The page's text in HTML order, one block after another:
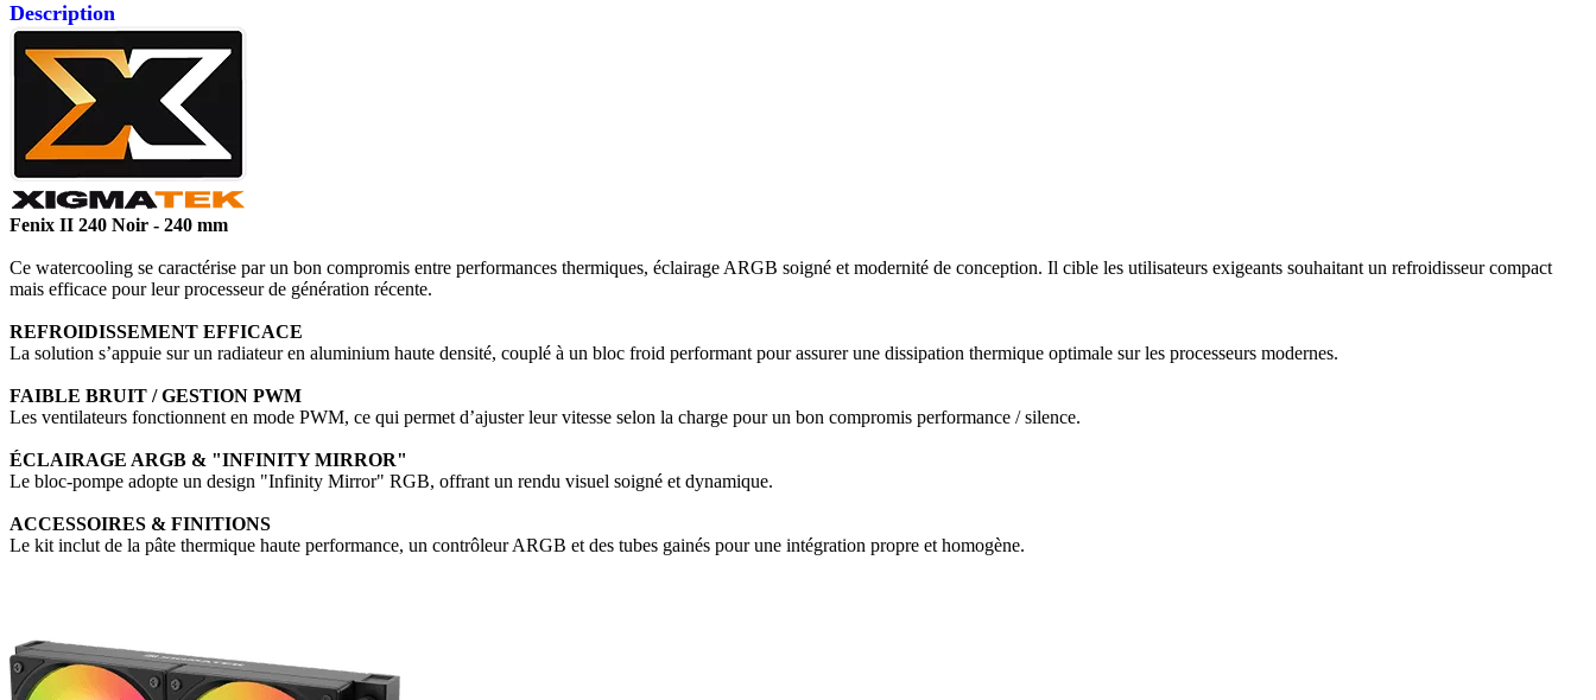
Description
Fenix II 240 Noir - 240 mm
Ce watercooling se caractérise par un bon compromis entre performances thermiques, éclairage ARGB soigné et modernité de conception. Il cible les utilisateurs exigeants souhaitant un refroidisseur compact
mais efficace pour leur processeur de génération récente.
REFROIDISSEMENT EFFICACE
La solution s’appuie sur un radiateur en aluminium haute densité, couplé à un bloc froid performant pour assurer une dissipation thermique optimale sur les processeurs modernes.
FAIBLE BRUIT / GESTION PWM
Les ventilateurs fonctionnent en mode PWM, ce qui permet d’ajuster leur vitesse selon la charge pour un bon compromis performance / silence.
ÉCLAIRAGE ARGB & "INFINITY MIRROR"
Le bloc-pompe adopte un design "Infinity Mirror" RGB, offrant un rendu visuel soigné et dynamique.
ACCESSOIRES & FINITIONS
Le kit inclut de la pâte thermique haute performance, un contrôleur ARGB et des tubes gainés pour une intégration propre et homogène.